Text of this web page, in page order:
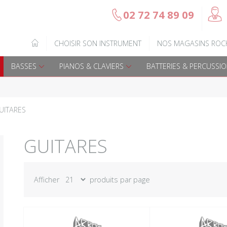
Guitares électriques Basses électriques
b02 72 74 89 09 @
7 CHOISIR SON INSTRUMENT NOS MAGASINS
BASSES PIANOS & CLAVIERS BATTERIES &
GUITARES
Afficher produits par page